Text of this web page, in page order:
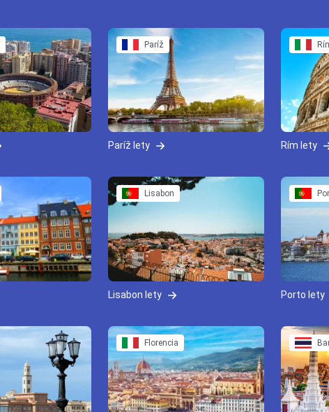
Paríž
Paríž lety Rím lety
Lisabon
Lisabon lety Porto lety
Florencia